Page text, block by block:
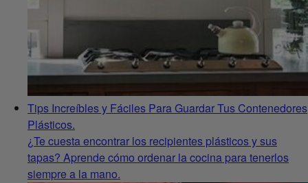
Tips Increíbles y Fáciles Para Guardar Tus Contenedores
Plásticos.
¿Te cuesta encontrar los recipientes plásticos y sus
tapas? Aprende cómo ordenar la cocina para tenerlos
siempre a la mano.